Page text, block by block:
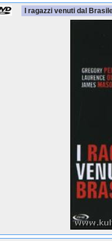
I ragazzi venuti dal